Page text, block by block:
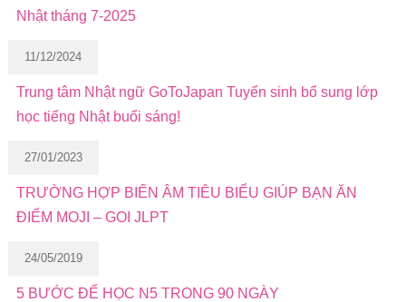
Nhật tháng 7-2025
11/12/2024
Trung tâm Nhật ngữ GoToJapan Tuyển sinh bổ sung lớp
học tiếng Nhật buổi sáng!
27/01/2023
TRƯỜNG HỢP BIẾN ÂM TIÊU BIỂU GIÚP BẠN ĂN
ĐIỂM MOJI – GOI JLPT
24/05/2019
5 BƯỚC ĐỂ HỌC N5 TRONG 90 NGÀY